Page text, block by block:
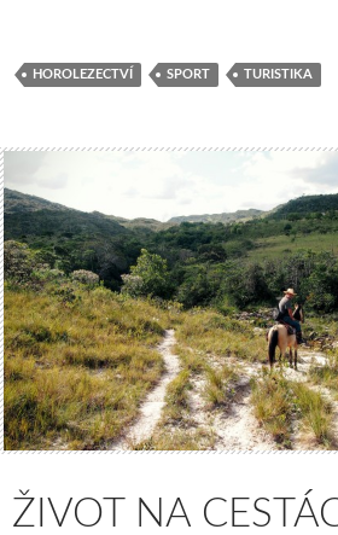
HOROLEZECTVÍ SPORT TURISTIKA
ŽIVOT NA